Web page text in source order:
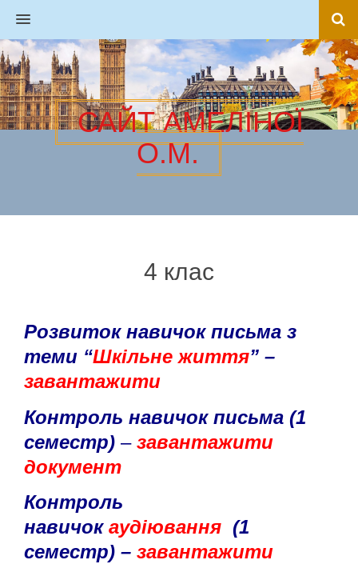
MENU
САЙТ АМЕЛІНОЇ
О.М.
4 клас
Розвиток навичок письма з
теми “Шкільне життя” –
завантажити
Контроль навичок письма (1
семестр) – завантажити
документ
Контроль
навичок аудіювання (1
семестр) – завантажити